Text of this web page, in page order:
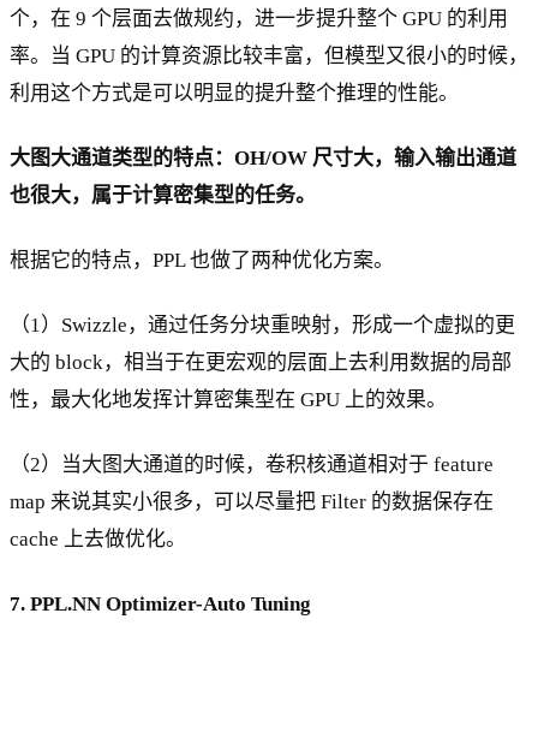
个，在 9 个层面去做规约，进一步提升整个 GPU 的利用
率。当 GPU 的计算资源比较丰富，但模型又很小的时候，
利用这个方式是可以明显的提升整个推理的性能。
大图大通道类型的特点：OH/OW 尺寸大，输入输出通道
也很大，属于计算密集型的任务。
根据它的特点，PPL 也做了两种优化方案。
（1）Swizzle，通过任务分块重映射，形成一个虚拟的更
大的 block，相当于在更宏观的层面上去利用数据的局部
性，最大化地发挥计算密集型在 GPU 上的效果。
（2）当大图大通道的时候，卷积核通道相对于 feature
map 来说其实小很多，可以尽量把 Filter 的数据保存在
cache 上去做优化。
7. PPL.NN Optimizer-Auto Tuning